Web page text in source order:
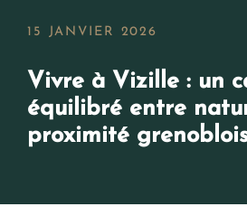
Vivre à Vizille : un
équilibré entre
proximité
15 JANVIER 2026